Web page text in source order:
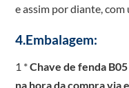
e assim por diante,
4.Embalagem:
1 *Chave de fenda
na hora da compra via